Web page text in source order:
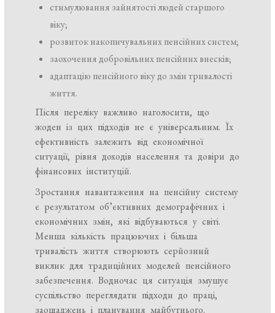
стимулювання зайнятості людей старшого
віку;
розвиток накопичувальних пенсійних систем;
заохочення добровільних пенсійних внесків;
адаптацію пенсійного віку до змін тривалості
життя.
Після переліку важливо наголосити, що
жоден із цих підходів не є універсальним. Їх
ефективність залежить від економічної
ситуації, рівня доходів населення та довіри до
фінансових інституцій.
Зростання навантаження на пенсійну систему
є результатом об’єктивних демографічних і
економічних змін, які відбуваються у світі.
Менша кількість працюючих і більша
тривалість життя створюють серйозний
виклик для традиційних моделей пенсійного
забезпечення. Водночас ця ситуація змушує
суспільство переглядати підходи до праці,
заощаджень і планування майбутнього.